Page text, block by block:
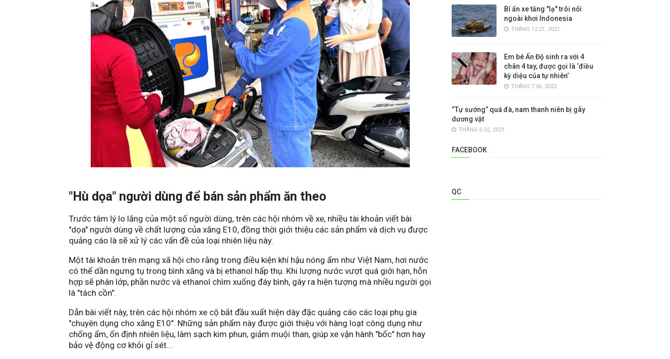
"Hù dọa" người dùng để bán sản phẩm ăn theo
Trước tâm lý lo lắng của một số người dùng, trên các hội nhóm về xe, nhiều tài khoản viết bài
"dọa" người dùng về chất lượng của xăng E10, đồng thời giới thiệu các sản phẩm và dịch vụ được
quảng cáo là sẽ xử lý các vấn đề của loại nhiên liệu này.
Một tài khoản trên mạng xã hội cho rằng trong điều kiện khí hậu nóng ẩm như Việt Nam, hơi nước
có thể dần ngưng tụ trong bình xăng và bị ethanol hấp thụ. Khi lượng nước vượt quá giới hạn, hỗn
hợp sẽ phân lớp, phần nước và ethanol chìm xuống đáy bình, gây ra hiện tượng mà nhiều người gọi
là "tách cồn".
Dẫn bài viết này, trên các hội nhóm xe cộ bắt đầu xuất hiện dày đặc quảng cáo các loại phụ gia
"chuyên dụng cho xăng E10". Những sản phẩm này được giới thiệu với hàng loạt công dụng như
chống ẩm, ổn định nhiên liệu, làm sạch kim phun, giảm muội than, giúp xe vận hành "bốc" hơn hay
bảo vệ động cơ khỏi gỉ sét...
Bí ẩn xe tăng "lạ" trôi nổi
ngoài khơi Indonesia
THÁNG 12 21, 2021
Em bé Ấn Độ sinh ra với 4
chân 4 tay, được gọi là ‘điều
kỳ diệu của tự nhiên’
THÁNG 7 06, 2022
“Tự sướng” quá đà, nam thanh niên bị gãy
dương vật
THÁNG 6 02, 2021
FACEBOOK
QC